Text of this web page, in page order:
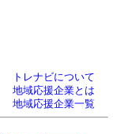
トレナビについて
地域応援企業とは
地域応援企業一覧